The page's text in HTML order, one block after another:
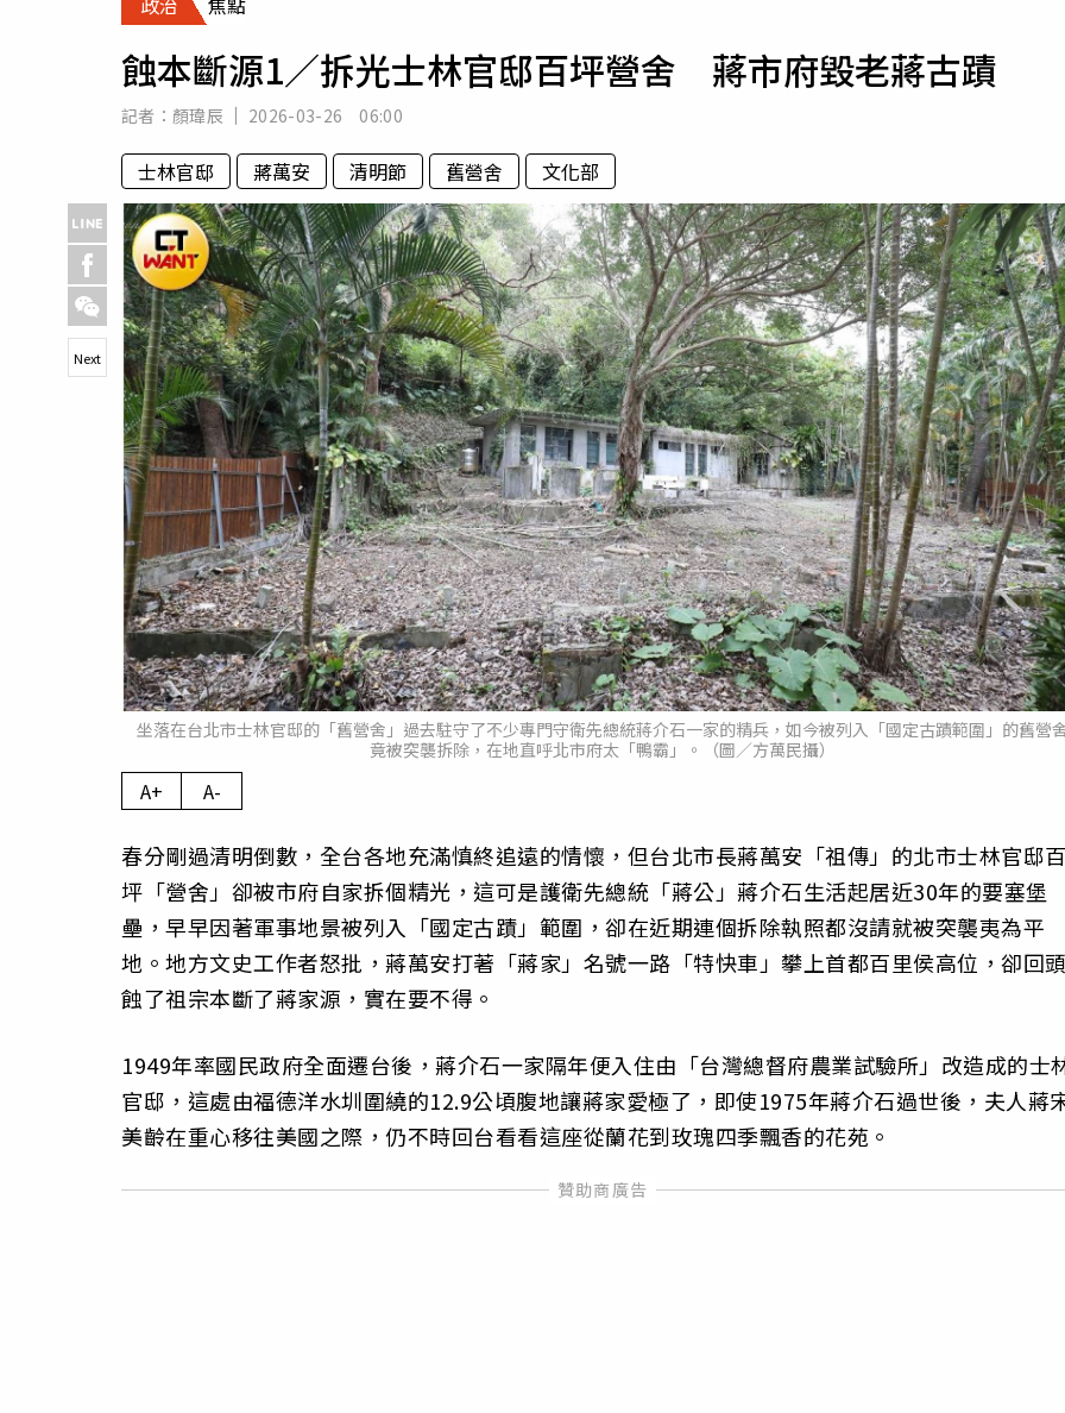
專欄
房產新勢力
運勢
蝕本斷源1／拆光士林官邸百坪營舍 蔣市府毀老蔣古蹟
記者： 顏瑋辰 2026-03-26 06:00
士林官邸 蔣萬安 清明節 舊營舍 文化部
坐落在台北市士林官邸的「舊營舍」過去駐守了不少專門守衛先總統蔣介石一家的精兵，如今被列入「國定古蹟範圍」的舊營
竟被突襲拆除，在地直呼北市府太「鴨霸」。（圖／方萬民攝）
Next
A+ A-
春分剛過清明倒數，全台各地充滿慎終追遠的情懷，但台北市長蔣萬安「祖傳」的北市士林官邸
坪「營舍」卻被市府自家拆個精光，這可是護衛先總統「蔣公」蔣介石生活起居近30年的要塞堡
壘，早早因著軍事地景被列入「國定古蹟」範圍，卻在近期連個拆除執照都沒請就被突襲夷為平
地。地方文史工作者怒批，蔣萬安打著「蔣家」名號一路「特快車」攀上首都百里侯高位，卻回
蝕了祖宗本斷了蔣家源，實在要不得。
1949年率國民政府全面遷台後，蔣介石一家隔年便入住由「台灣總督府農業試驗所」改造成的士
官邸，這處由福德洋水圳圍繞的12.9公頃腹地讓蔣家愛極了，即使1975年蔣介石過世後，夫人蔣
美齡在重心移往美國之際，仍不時回台看看這座從蘭花到玫瑰四季飄香的花苑。